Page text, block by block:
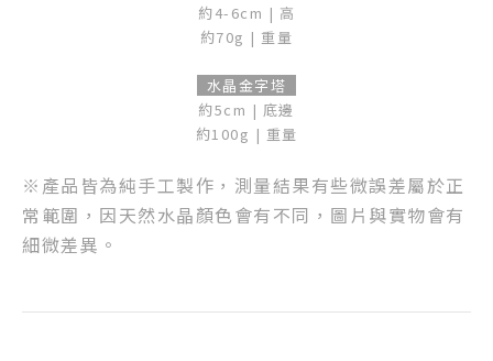
約4-6cm | 高
約70g | 重量
水晶金字塔
約5cm | 底邊
約100g | 重量
※產品皆為純手工製作，測量結果有些微誤差屬於正
常範圍，因天然水晶顏色會有不同，圖片與實物會有
細微差異。